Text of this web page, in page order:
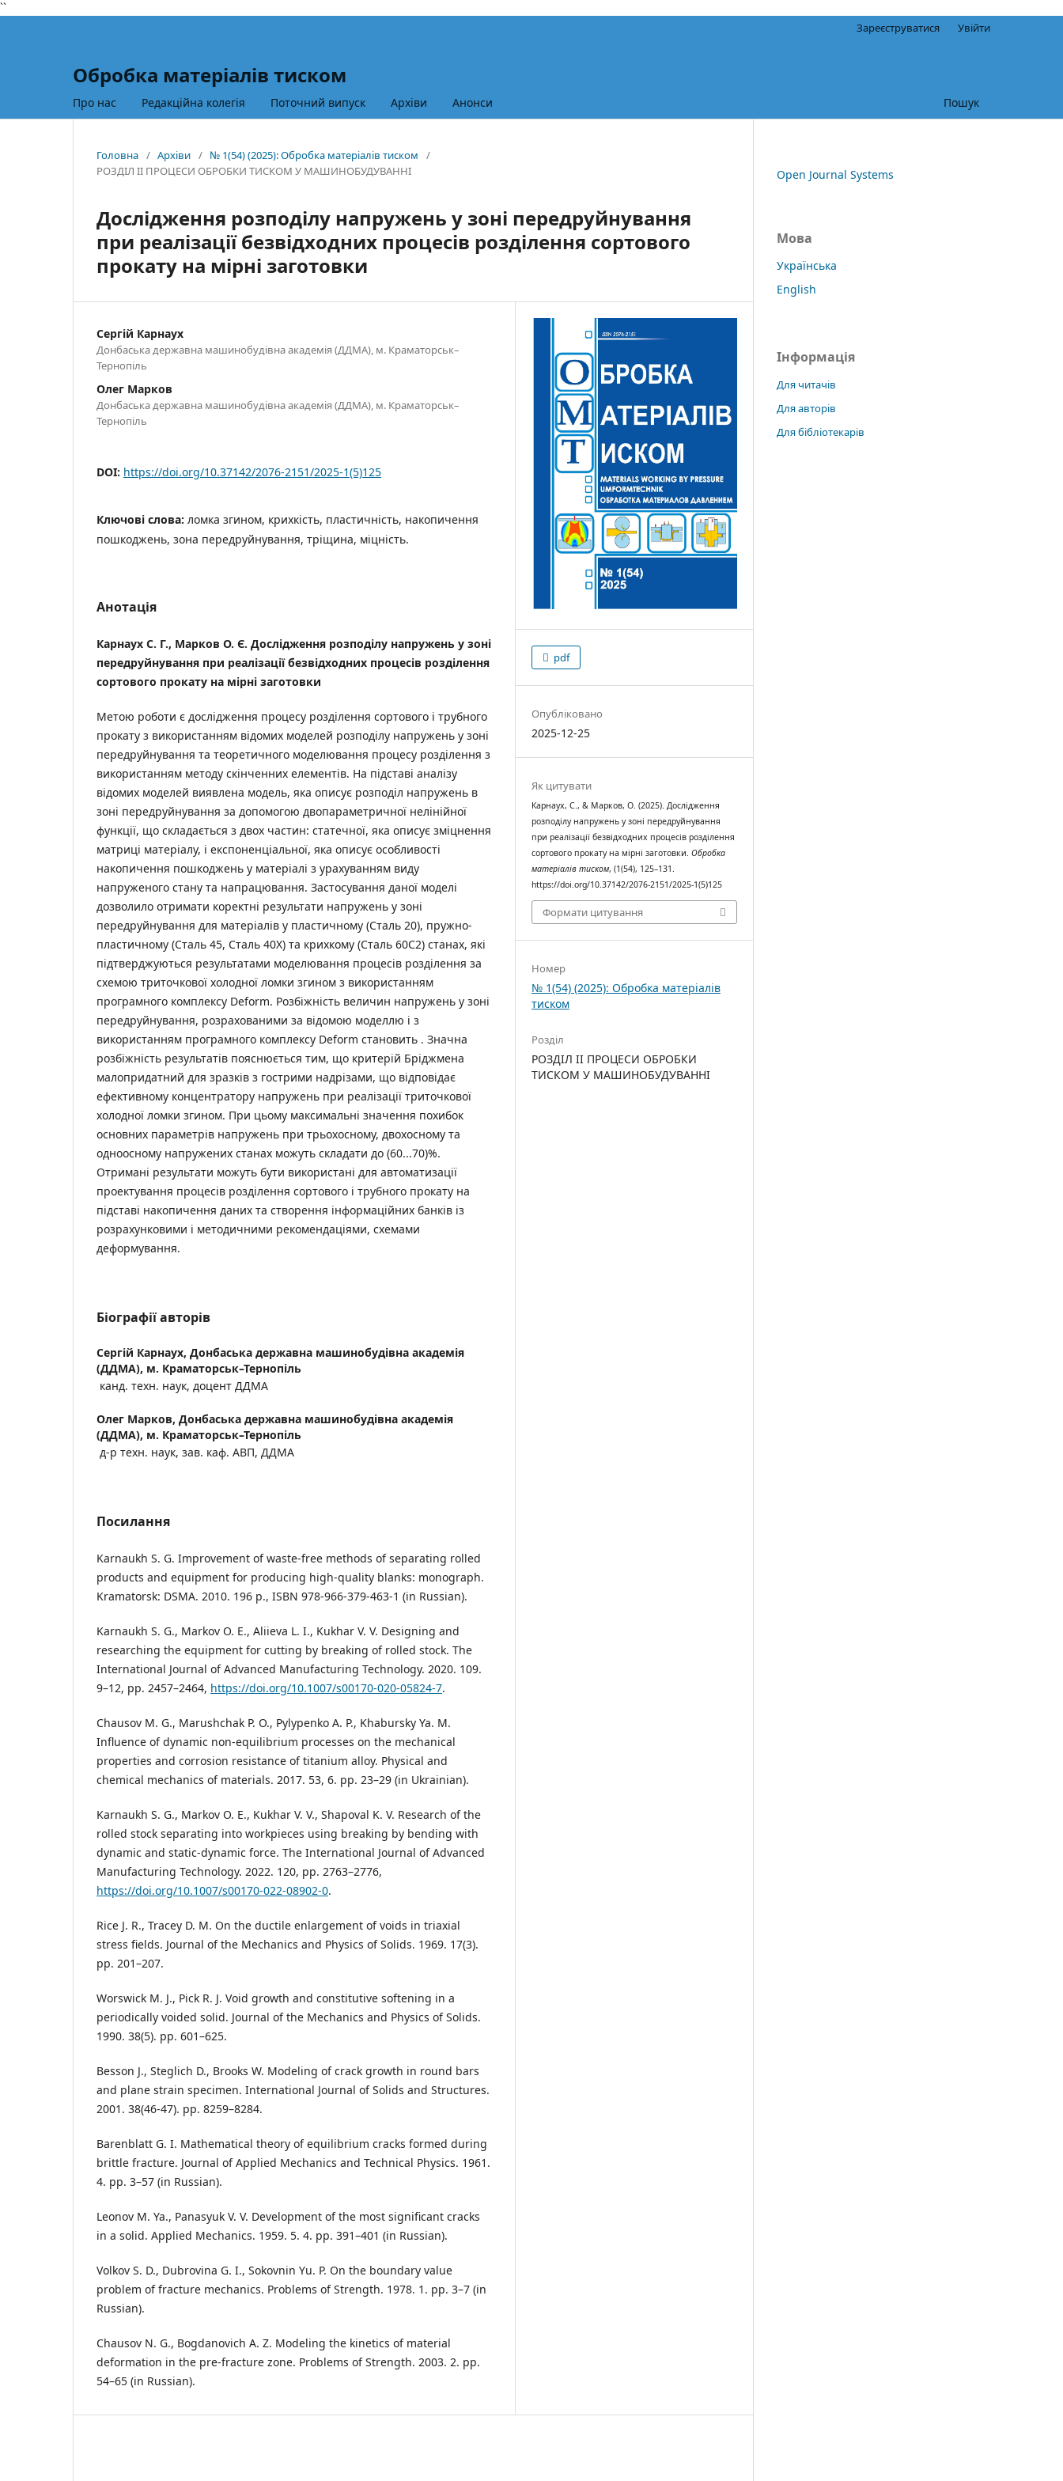
``
Обробка матеріалів тиском
Про нас Редакційна колегія Поточний випуск Архіви Анонси Пошук
Зареєструватися Увійти
Головна / Архіви / № 1(54) (2025): Обробка матеріалів тиском
/
РОЗДІЛ II ПРОЦЕСИ ОБРОБКИ ТИСКОМ У МАШИНОБУДУВАННІ
Дослідження розподілу напружень у зоні передруйнування
при реалізації безвідходних процесів розділення сортового
прокату на мірні заготовки
Сергій Карнаух
Донбаська державна машинобудівна академія (ДДМА), м. Краматорськ–
Тернопіль
Олег Марков
Донбаська державна машинобудівна академія (ДДМА), м. Краматорськ–
Тернопіль
DOI: https://doi.org/10.37142/2076-2151/2025-1(5)125
Ключові слова: ломка згином, крихкість, пластичність, накопичення
пошкоджень, зона передруйнування, тріщина, міцність.
Анотація
Карнаух С. Г., Марков О. Є. Дослідження розподілу напружень у зоні
передруйнування при реалізації безвідходних процесів розділення
сортового прокату на мірні заготовки
Метою роботи є дослідження процесу розділення сортового і трубного
прокату з використанням відомих моделей розподілу напружень у зоні
передруйнування та теоретичного моделювання процесу розділення з
використанням методу скінченних елементів. На підставі аналізу
відомих моделей виявлена модель, яка описує розподіл напружень в
зоні передруйнування за допомогою двопараметричної нелінійної
функції, що складається з двох частин: статечної, яка описує зміцнення
матриці матеріалу, і експоненціальної, яка описує особливості
накопичення пошкоджень у матеріалі з урахуванням виду
напруженого стану та напрацювання. Застосування даної моделі
дозволило отримати коректні результати напружень у зоні
передруйнування для матеріалів у пластичному (Сталь 20), пружно-
пластичному (Сталь 45, Сталь 40Х) та крихкому (Сталь 60С2) станах, які
підтверджуються результатами моделювання процесів розділення за
схемою триточкової холодної ломки згином з використанням
програмного комплексу Deform. Розбіжність величин напружень у зоні
передруйнування, розрахованими за відомою моделлю і з
використанням програмного комплексу Deform становить . Значна
розбіжність результатів пояснюється тим, що критерій Бріджмена
малопридатний для зразків з гострими надрізами, що відповідає
ефективному концентратору напружень при реалізації триточкової
холодної ломки згином. При цьому максимальні значення похибок
основних параметрів напружень при трьохосному, двохосному та
одноосному напружених станах можуть складати до (60...70)%.
Отримані результати можуть бути використані для автоматизації
проектування процесів розділення сортового і трубного прокату на
підставі накопичення даних та створення інформаційних банків із
розрахунковими і методичними рекомендаціями, схемами
деформування.
Біографії авторів
Сергій Карнаух, Донбаська державна машинобудівна академія
(ДДМА), м. Краматорськ–Тернопіль
канд. техн. наук, доцент ДДМА
Олег Марков, Донбаська державна машинобудівна академія
(ДДМА), м. Краматорськ–Тернопіль
д-р техн. наук, зав. каф. АВП, ДДМА
Посилання
Karnaukh S. G. Improvement of waste-free methods of separating rolled
products and equipment for producing high-quality blanks: monograph.
Kramatorsk: DSMA. 2010. 196 p., ISBN 978-966-379-463-1 (in Russian).
Karnaukh S. G., Markov O. E., Aliieva L. I., Kukhar V. V. Designing and
researching the equipment for cutting by breaking of rolled stock. The
International Journal of Advanced Manufacturing Technology. 2020. 109.
9–12, pp. 2457–2464, https://doi.org/10.1007/s00170-020-05824-7.
Chausov M. G., Marushchak P. O., Pylypenko A. P., Khabursky Ya. M.
Influence of dynamic non-equilibrium processes on the mechanical
properties and corrosion resistance of titanium alloy. Physical and
chemical mechanics of materials. 2017. 53, 6. pp. 23–29 (in Ukrainian).
Karnaukh S. G., Markov O. E., Kukhar V. V., Shapoval K. V. Research of the
rolled stock separating into workpieces using breaking by bending with
dynamic and static-dynamic force. The International Journal of Advanced
Manufacturing Technology. 2022. 120, pp. 2763–2776,
https://doi.org/10.1007/s00170-022-08902-0.
Rice J. R., Tracey D. M. On the ductile enlargement of voids in triaxial
stress fields. Journal of the Mechanics and Physics of Solids. 1969. 17(3).
pp. 201–207.
Worswick M. J., Pick R. J. Void growth and constitutive softening in a
periodically voided solid. Journal of the Mechanics and Physics of Solids.
1990. 38(5). pp. 601–625.
Besson J., Steglich D., Brooks W. Modeling of crack growth in round bars
and plane strain specimen. International Journal of Solids and Structures.
2001. 38(46-47). pp. 8259–8284.
Barenblatt G. I. Mathematical theory of equilibrium cracks formed during
brittle fracture. Journal of Applied Mechanics and Technical Physics. 1961.
4. pp. 3–57 (in Russian).
Leonov M. Ya., Panasyuk V. V. Development of the most significant cracks
in a solid. Applied Mechanics. 1959. 5. 4. pp. 391–401 (in Russian).
Volkov S. D., Dubrovina G. I., Sokovnin Yu. P. On the boundary value
problem of fracture mechanics. Problems of Strength. 1978. 1. pp. 3–7 (in
Russian).
Chausov N. G., Bogdanovich A. Z. Modeling the kinetics of material
deformation in the pre-fracture zone. Problems of Strength. 2003. 2. pp.
54–65 (in Russian).
pdf
Опубліковано
2025-12-25
Як цитувати
Карнаух, С., & Марков, О. (2025). Дослідження
розподілу напружень у зоні передруйнування
при реалізації безвідходних процесів розділення
сортового прокату на мірні заготовки.Обробка
матеріалів тиском, (1(54), 125–131.
https://doi.org/10.37142/2076-2151/2025-1(5)125
Формати цитування
Номер
№ 1(54) (2025): Обробка матеріалів
тиском
Розділ
РОЗДІЛ II ПРОЦЕСИ ОБРОБКИ
ТИСКОМ У МАШИНОБУДУВАННІ
Open Journal Systems
Мова
Українська
English
Інформація
Для читачів
Для авторів
Для бібліотекарів